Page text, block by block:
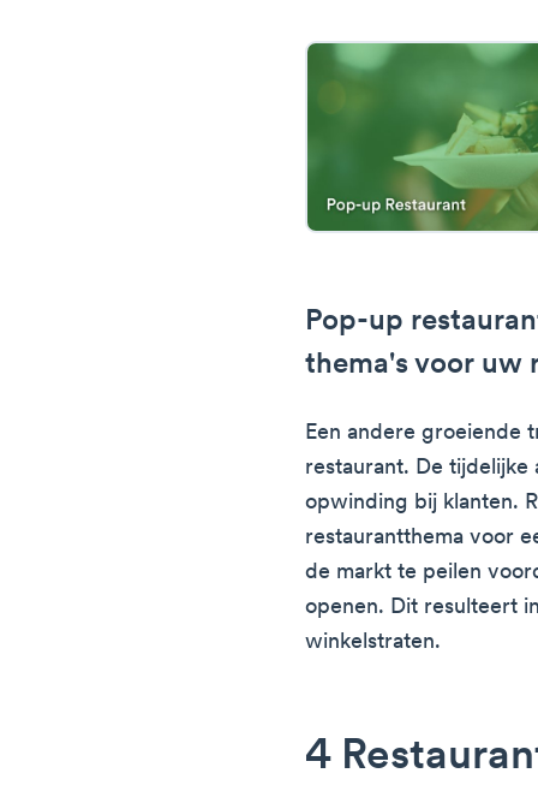
Pop-up
thema's voor uw
Een andere groeiende
restaurant. De
opwinding bij klanten.
restaurantthema voor
de markt te peilen
openen. Dit resulteert
winkelstraten.
4